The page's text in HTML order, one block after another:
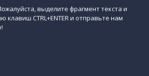
выделите фрагмент текста и
CTRL+ENTER и отправьте нам